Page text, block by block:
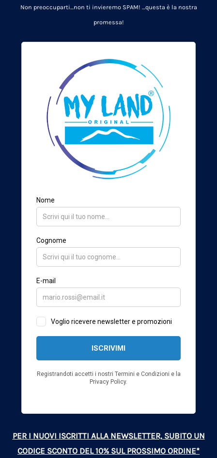
Non preoccuparti…non ti invieremo SPAM! …questa è la nostra
promessa!
PER I NUOVI ISCRITTI ALLA NEWSLETTER, SUBITO UN
CODICE SCONTO DEL 10% SUL PROSSIMO ORDINE*